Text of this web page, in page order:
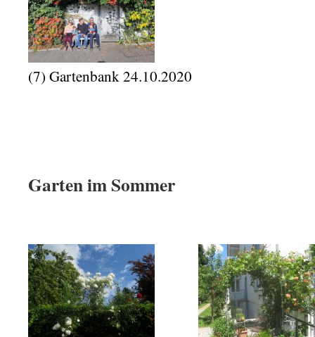
(7) Gartenbank 24.10.2020
Garten im Sommer